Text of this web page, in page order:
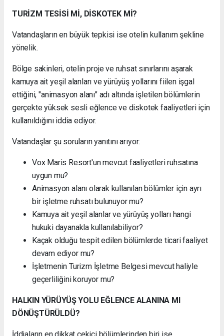
TURİZM TESİSİ Mİ, DİSKOTEK Mİ?
Vatandaşların en büyük tepkisi ise otelin kullanım şekline
yönelik.
Bölge sakinleri, otelin proje ve ruhsat sınırlarını aşarak
kamuya ait yeşil alanları ve yürüyüş yollarını fiilen işgal
ettiğini, "animasyon alanı" adı altında işletilen bölümlerin
gerçekte yüksek sesli eğlence ve diskotek faaliyetleri için
kullanıldığını iddia ediyor.
Vatandaşlar şu soruların yanıtını arıyor:
Vox Maris Resort'un mevcut faaliyetleri ruhsatına
uygun mu?
Animasyon alanı olarak kullanılan bölümler için ayrı
bir işletme ruhsatı bulunuyor mu?
Kamuya ait yeşil alanlar ve yürüyüş yolları hangi
hukuki dayanakla kullanılabiliyor?
Kaçak olduğu tespit edilen bölümlerde ticari faaliyet
devam ediyor mu?
İşletmenin Turizm İşletme Belgesi mevcut haliyle
geçerliliğini koruyor mu?
HALKIN YÜRÜYÜŞ YOLU EĞLENCE ALANINA MI
DÖNÜŞTÜRÜLDÜ?
İddiaların en dikkat çekici bölümlerinden biri ise